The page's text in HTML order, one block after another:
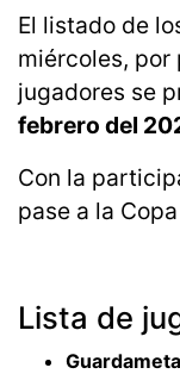
El listado de
miércoles, por
jugadores se
febrero del
Con la
pase a la
Lista de